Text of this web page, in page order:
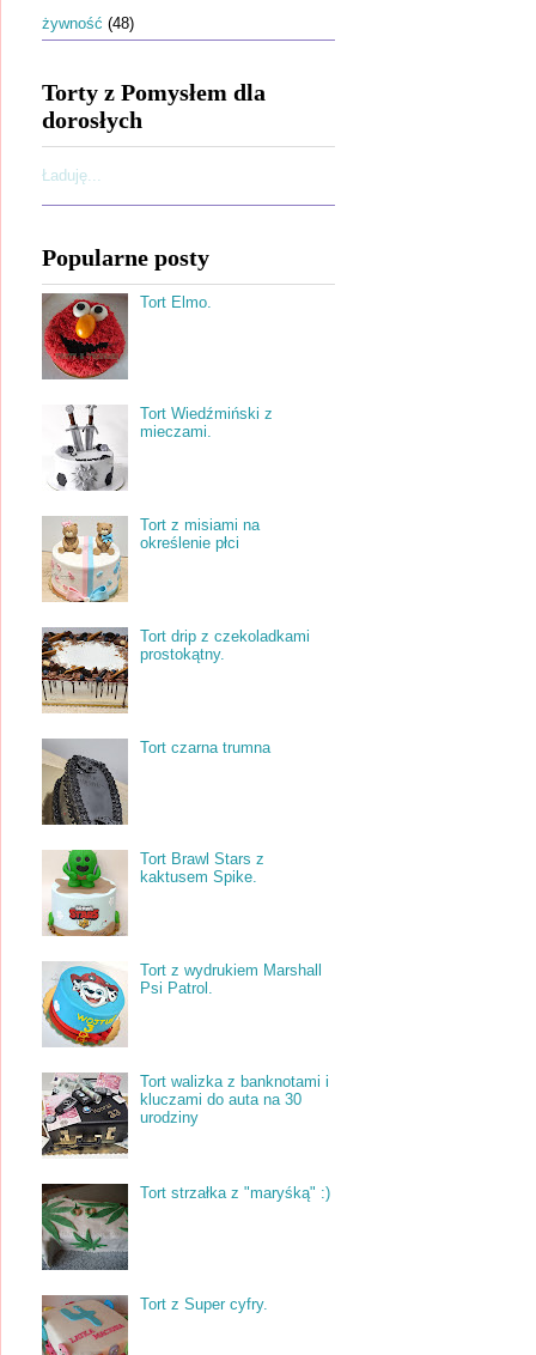
żywność (48)
Torty z Pomysłem dla
dorosłych
Ładuję...
Popularne posty
Tort Elmo.
Tort Wiedźmiński z
mieczami.
Tort z misiami na
określenie płci
Tort drip z czekoladkami
prostokątny.
Tort czarna trumna
Tort Brawl Stars z
kaktusem Spike.
Tort z wydrukiem Marshall
Psi Patrol.
Tort walizka z banknotami i
kluczami do auta na 30
urodziny
Tort strzałka z "maryśką" :)
Tort z Super cyfry.